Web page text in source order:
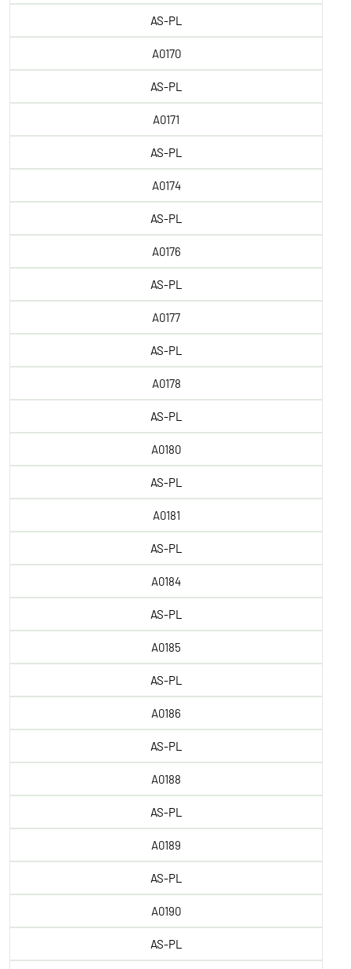
AS-PL
A0170
AS-PL
A0171
AS-PL
A0174
AS-PL
A0176
AS-PL
A0177
AS-PL
A0178
AS-PL
A0180
AS-PL
A0181
AS-PL
A0184
AS-PL
A0185
AS-PL
A0186
AS-PL
A0188
AS-PL
A0189
AS-PL
A0190
AS-PL